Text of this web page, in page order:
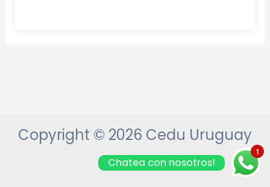
Copyright © 2026 Cedu Uruguay
1
Chatea con nosotros!